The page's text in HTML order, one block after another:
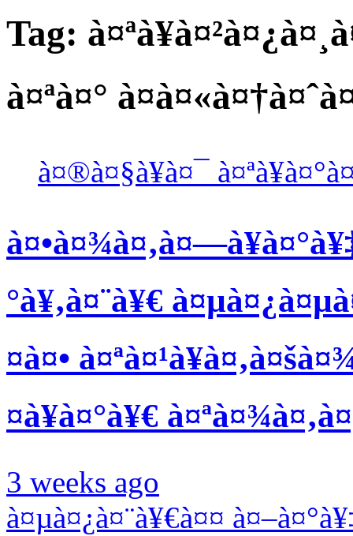
Tag:
à¤ªà¤°
à¤®à¤§à¥à¤¯
°à¥‚à¤¨à¥€
¤à¤•
¤à¥à¤°à¥€
3 weeks ago
à¤µà¤¿à¤¨à¥€à¤¤